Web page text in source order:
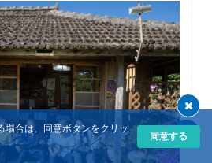
場合は、同意ボタンをクリッ
同意する